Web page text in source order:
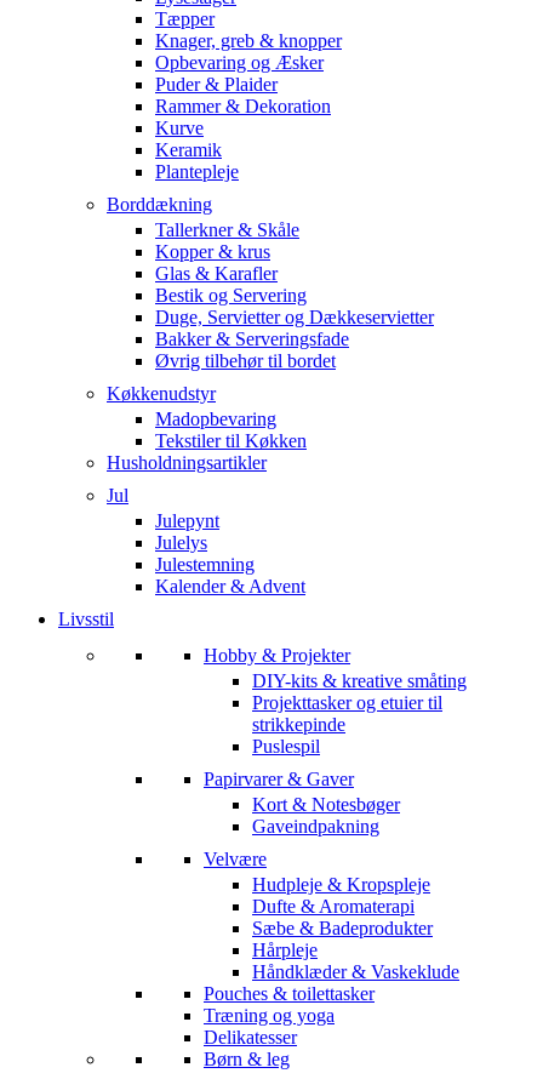
Tæpper
Knager, greb & knopper
Opbevaring og Æsker
Puder & Plaider
Rammer & Dekoration
Kurve
Keramik
Plantepleje
Borddækning
Tallerkner & Skåle
Kopper & krus
Glas & Karafler
Bestik og Servering
Duge, Servietter og Dækkeservietter
Bakker & Serveringsfade
Øvrig tilbehør til bordet
Køkkenudstyr
Madopbevaring
Tekstiler til Køkken
Husholdningsartikler
Jul
Julepynt
Julelys
Julestemning
Kalender & Advent
Livsstil
Hobby & Projekter
DIY-kits & kreative småting
Projekttasker og etuier til
strikkepinde
Puslespil
Papirvarer & Gaver
Kort & Notesbøger
Gaveindpakning
Velvære
Hudpleje & Kropspleje
Dufte & Aromaterapi
Sæbe & Badeprodukter
Hårpleje
Håndklæder & Vaskeklude
Pouches & toilettasker
Træning og yoga
Delikatesser
Børn & leg